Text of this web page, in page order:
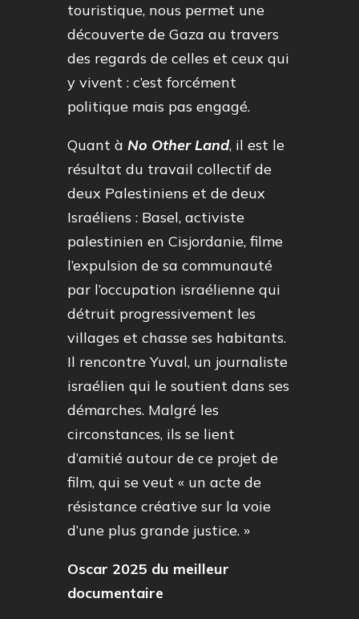
touristique, nous permet une
découverte de Gaza au travers
des regards de celles et ceux qui
y vivent : c’est forcément
politique mais pas engagé.
Quant à No Other Land, il est le
résultat du travail collectif de
deux Palestiniens et de deux
Israéliens : Basel, activiste
palestinien en Cisjordanie, filme
l’expulsion de sa communauté
par l’occupation israélienne qui
détruit progressivement les
villages et chasse ses habitants.
Il rencontre Yuval, un journaliste
israélien qui le soutient dans ses
démarches. Malgré les
circonstances, ils se lient
d’amitié autour de ce projet de
film, qui se veut « un acte de
résistance créative sur la voie
d’une plus grande justice. »
Oscar 2025 du meilleur
documentaire